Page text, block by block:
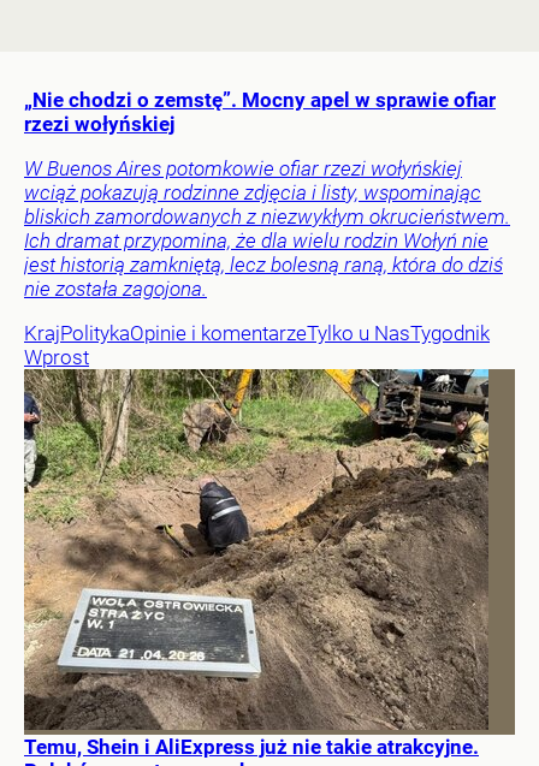
„Nie chodzi o zemstę”. Mocny apel w sprawie ofiar
rzezi wołyńskiej
W Buenos Aires potomkowie ofiar rzezi wołyńskiej
wciąż pokazują rodzinne zdjęcia i listy, wspominając
bliskich zamordowanych z niezwykłym okrucieństwem.
Ich dramat przypomina, że dla wielu rodzin Wołyń nie
jest historią zamkniętą, lecz bolesną raną, która do dziś
nie została zagojona.
KrajPolitykaOpinie i komentarzeTylko u NasTygodnik
Wprost
Temu, Shein i AliExpress już nie takie atrakcyjne.